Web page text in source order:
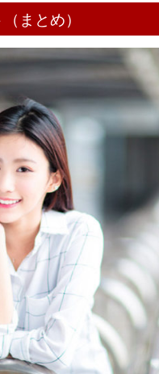
まとめ）